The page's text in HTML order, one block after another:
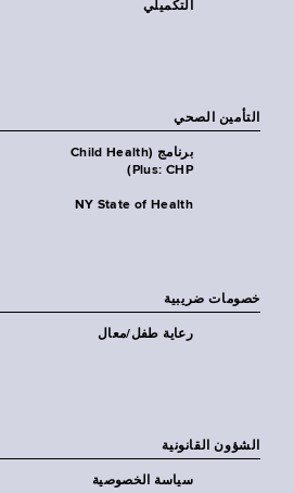
التكميلي
التأمين الصحي
برنامج (Child Health
Plus: CHP)
NY State of Health
خصومات ضريبية
رعاية طفل/معال
الشؤون القانونية
سياسة الخصوصية